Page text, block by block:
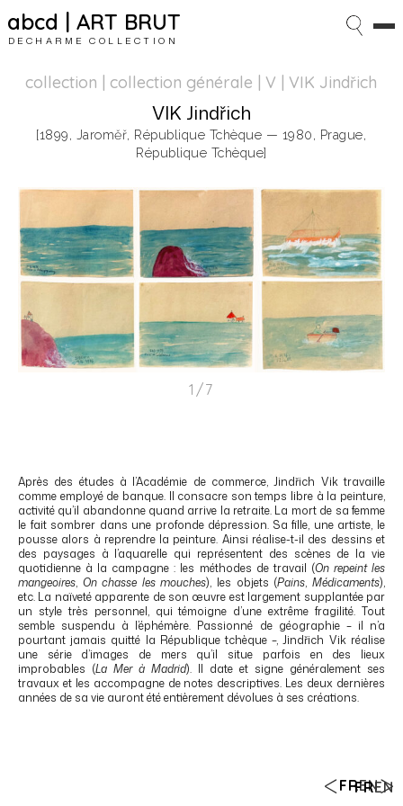
abcd | ART BRUT
DECHARME COLLECTION
FREN
collection | collection générale | V | VIK Jindřich
VIK Jindřich
[1899, Jaroměř, République Tchèque — 1980, Prague,
République Tchèque]
1/7
Après des études à l’Académie de commerce, Jindřich Vik travaille
comme employé de banque. Il consacre son temps libre à la peinture,
activité qu’il abandonne quand arrive la retraite. La mort de sa femme
le fait sombrer dans une profonde dépression. Sa fille, une artiste, le
pousse alors à reprendre la peinture. Ainsi réalise-t-il des dessins et
des paysages à l’aquarelle qui représentent des scènes de la vie
quotidienne à la campagne : les méthodes de travail (On repeint les
mangeoires, On chasse les mouches), les objets (Pains, Médicaments),
etc. La naïveté apparente de son œuvre est largement supplantée par
un style très personnel, qui témoigne d’une extrême fragilité. Tout
semble suspendu à l’éphémère. Passionné de géographie – il n’a
pourtant jamais quitté la République tchèque –, Jindřich Vik réalise
une série d’images de mers qu’il situe parfois en des lieux
improbables (La Mer à Madrid). Il date et signe généralement ses
travaux et les accompagne de notes descriptives. Les deux dernières
années de sa vie auront été entièrement dévolues à ses créations.
FREN